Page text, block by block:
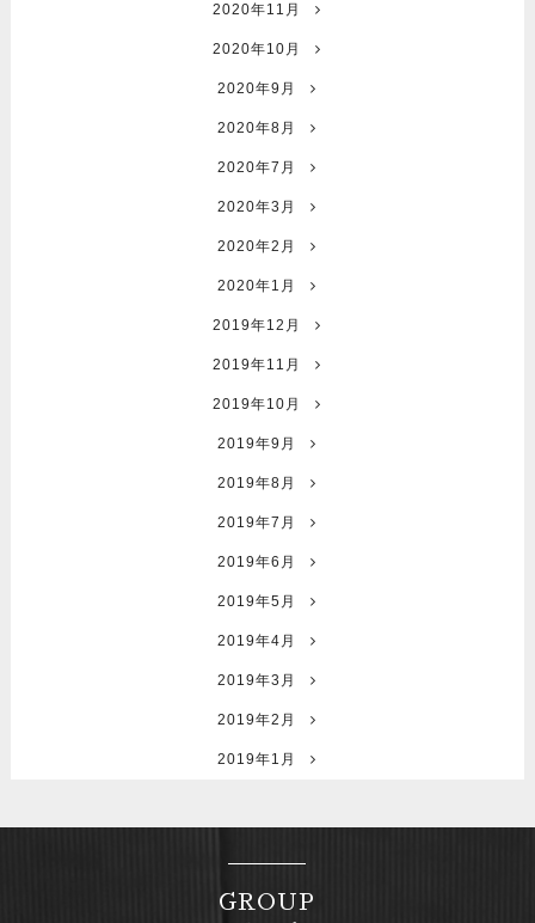
2020年11月
2020年10月
2020年9月
2020年8月
2020年7月
2020年3月
2020年2月
2020年1月
2019年12月
2019年11月
2019年10月
2019年9月
2019年8月
2019年7月
2019年6月
2019年5月
2019年4月
2019年3月
2019年2月
2019年1月
GROUP